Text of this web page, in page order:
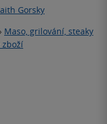
Gorsky
Maso, grilování, steaky
zboží